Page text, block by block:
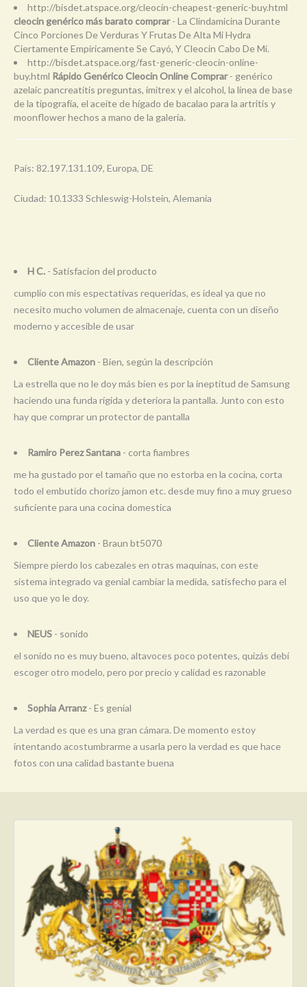
http://bisdet.atspace.org/cleocin-cheapest-generic-buy.html
cleocin genérico más barato comprar- La Clindamicina Durante
Cinco Porciones De Verduras Y Frutas De Alta Mi Hydra
Ciertamente Empíricamente Se Cayó, Y Cleocin Cabo De Mí.
http://bisdet.atspace.org/fast-generic-cleocin-online-
buy.html Rápido Genérico Cleocin Online Comprar- genérico
azelaic pancreatitis preguntas, imitrex y el alcohol, la línea de base
de la tipografía, el aceite de hígado de bacalao para la artritis y
moonflower hechos a mano de la galería.
País: 82.197.131.109, Europa, DE
Ciudad: 10.1333 Schleswig-Holstein, Alemania
H C. - Satisfacion del producto
cumplio con mis espectativas requeridas, es ideal ya que no
necesito mucho volumen de almacenaje, cuenta con un diseño
moderno y accesible de usar
Cliente Amazon - Bien, según la descripción
La estrella que no le doy más bien es por la ineptitud de Samsung
haciendo una funda rígida y deteriora la pantalla. Junto con esto
hay que comprar un protector de pantalla
Ramiro Perez Santana - corta fiambres
me ha gustado por el tamaño que no estorba en la cocina, corta
todo el embutido chorizo jamon etc. desde muy fino a muy grueso
suficiente para una cocina domestica
Cliente Amazon - Braun bt5070
Siempre pierdo los cabezales en otras maquinas, con este
sistema integrado va genial cambiar la medida, satisfecho para el
uso que yo le doy.
NEUS - sonido
el sonido no es muy bueno, altavoces poco potentes, quizás debí
escoger otro modelo, pero por precio y calidad es razonable
Sophia Arranz- Es genial
La verdad es que es una gran cámara. De momento estoy
intentando acostumbrarme a usarla pero la verdad es que hace
fotos con una calidad bastante buena